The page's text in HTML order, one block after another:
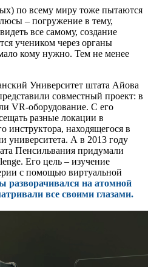
по всему миру тоже пытаются
– погружение в тему,
все самому, создание
учеником через органы
кому нужно. Тем не менее
Университет штата Айова
совместный проект: в
VR-оборудование. С его
разные локации в
инструктора, находящегося в
университета. А в 2013 году
Пенсильвания придумали
Его цель – изучение
с помощью виртуальной
на атомной
все своими глазами.